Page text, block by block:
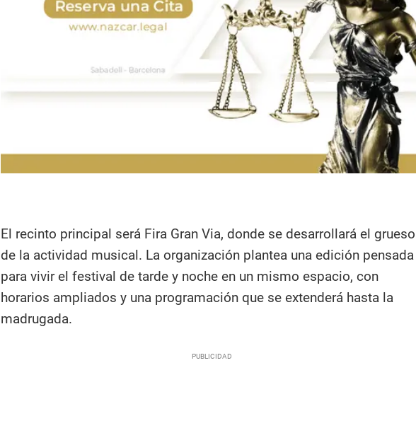
El recinto principal será Fira Gran Via, donde se desarrollará el grueso
de la actividad musical. La organización plantea una edición pensada
para vivir el festival de tarde y noche en un mismo espacio, con
horarios ampliados y una programación que se extenderá hasta la
madrugada.